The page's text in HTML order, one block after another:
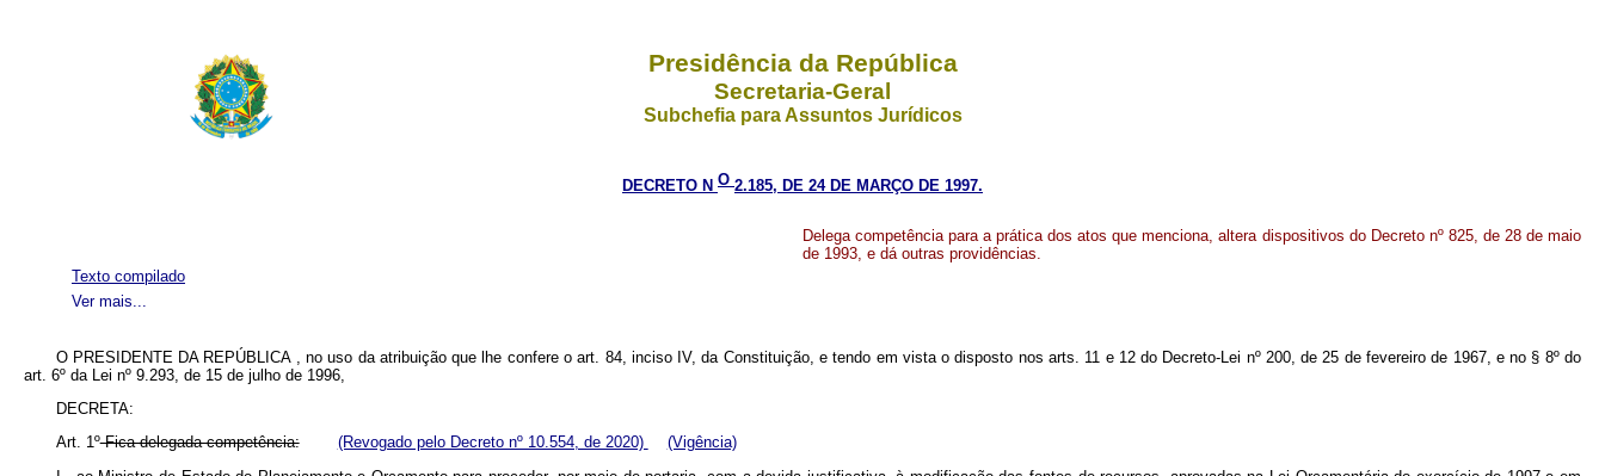
Presidência da República
Secretaria-Geral
Subchefia para Assuntos Jurídicos
DECRETO N O 2.185, DE 24 DE MARÇO DE 1997.
Delega competência para a prática dos atos que menciona, altera dispositivos do Decreto nº 825, de 28 de maio
de 1993, e dá outras providências.
Ver mais...
Texto compilado
O PRESIDENTE DA REPÚBLICA , no uso da atribuição que lhe confere o art. 84, inciso IV, da Constituição, e tendo em vista o disposto nos arts. 11 e 12 do Decreto-Lei nº 200, de 25 de fevereiro de 1967, e no § 8º do
art. 6º da Lei nº 9.293, de 15 de julho de 1996,
DECRETA:
Art. 1ºFica delegada competência: (Revogado pelo Decreto nº 10.554, de 2020)
(Vigência)